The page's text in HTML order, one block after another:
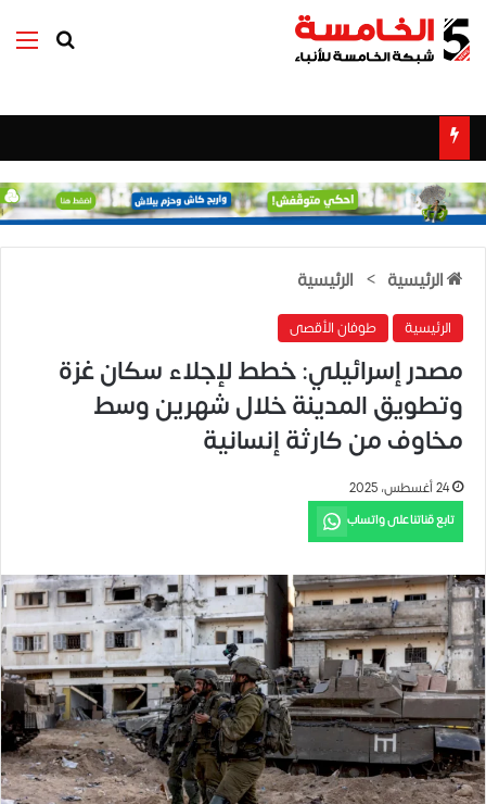
بحث عن
الرئيسية > الرئيسية
الرئيسية طوفان الأقصى
مصدر إسرائيلي: خطط لإجلاء سكان غزة
وتطويق المدينة خلال شهرين وسط
مخاوف من كارثة إنسانية
24 أغسطس، 2025
تابع قناتنا على واتساب